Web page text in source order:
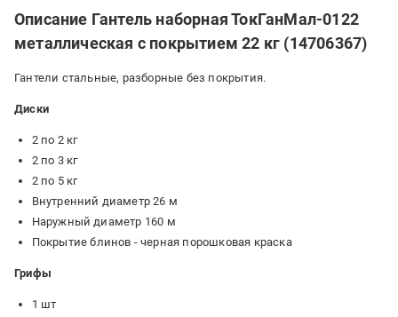
Описание Гантель наборная ТокГанМал-0122
металлическая с покрытием 22 кг (14706367)
Гантели стальные, разборные без покрытия.
Диски
2 по 2 кг
2 по 3 кг
2 по 5 кг
Внутренний диаметр 26 м
Наружный диаметр 160 м
Покрытие блинов - черная порошковая краска
Грифы
1 шт